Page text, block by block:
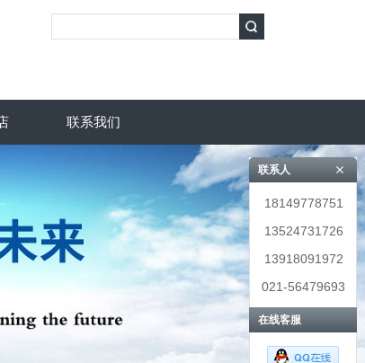
联系我们
联系人
18149778751
13524731726
13918091972
021-56479693
在线客服